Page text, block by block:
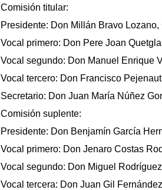
Comisión titular:
Presidente: Don Millán Bravo
Vocal primero: Don Pere Joan
Vocal segundo: Don Manuel Enrique
Vocal tercero: Don Francisco
Secretario: Don Juan María Núñez
Comisión suplente:
Presidente: Don Benjamín García
Vocal primero: Don Jenaro Costas
Vocal segundo: Don Miguel
Vocal tercera: Don Juan Gil